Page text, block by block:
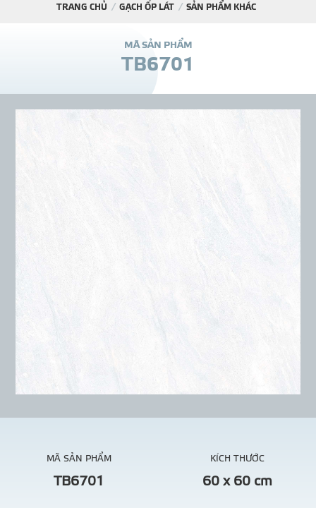
THƯ
TIN CHUYÊN MÔN
TRANG CHỦ GẠCH ỐP LÁT SẢN PHẨM KHÁC
MÃ SẢN PHẨM
TB6701
MÃ SẢN PHẨM
TB6701
KÍCH THƯỚC
60 x 60 cm